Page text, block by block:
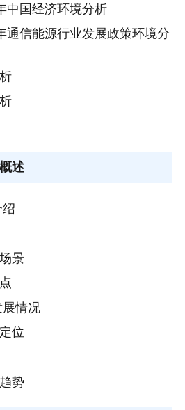
国经济环境分析
信能源行业发展政策环境分
述
景
情况
位
势